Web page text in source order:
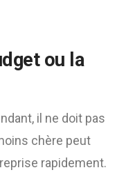
ou la
il ne doit pas
chère peut
rapidement.